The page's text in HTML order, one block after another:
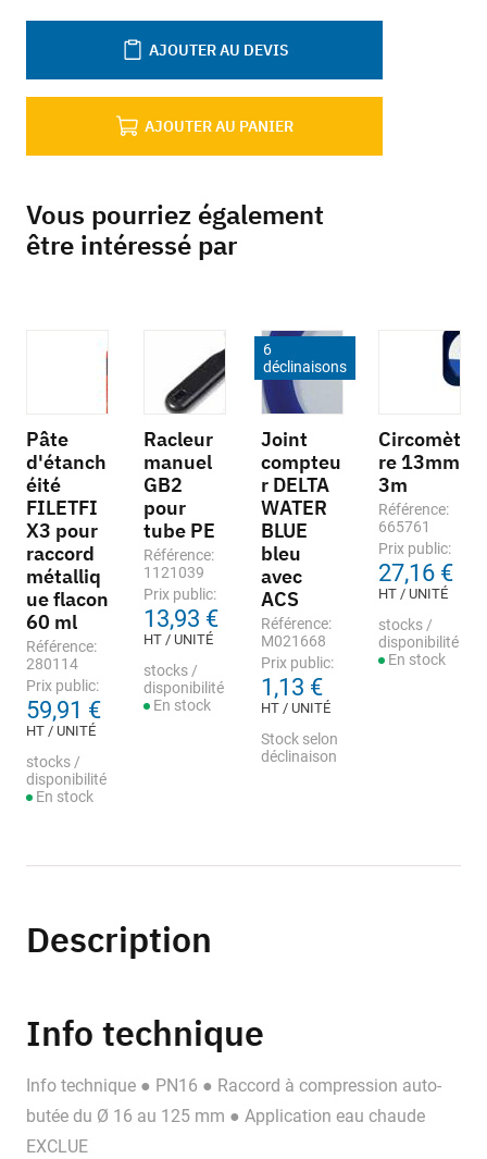
AJOUTER AU PANIER
AJOUTER AU DEVIS
Vous pourriez également
être intéressé par
Pâte
d'étanch
éité
FILETFI
X3 pour
raccord
métalliq
ue flacon
60 ml
Référence:
280114
Prix public:
59,91 €
HT / UNITÉ
stocks /
disponibilité
En stock
Racleur
manuel
GB2
pour
tube PE
Référence:
1121039
Prix public:
13,93 €
HT / UNITÉ
stocks /
disponibilité
En stock
6
déclinaisons
Joint
compteu
r DELTA
WATER
BLUE
bleu
avec
ACS
Référence:
M021668
Prix public:
1,13 €
HT / UNITÉ
Stock selon
déclinaison
Circomèt
re 13mm
3m
Référence:
665761
Prix public:
27,16 €
HT / UNITÉ
stocks /
disponibilité
En stock
Description
Info technique
Info technique ● PN16 ● Raccord à compression auto-
butée du Ø 16 au 125 mm ● Application eau chaude
EXCLUE